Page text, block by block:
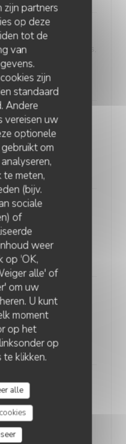
zijn partners
op deze
tot de
van
zijn
standaard
Andere
vereisen uw
optionele
om
te meten,
(bijv.
sociale
of
weer
op 'OK,
alle' of
om uw
U kunt
moment
op het
op
klikken.
alle
blanc, champignons,
gorgonzola, St-
poivrons
olives
poivrons grillés,
Nectaire, carpaccio de
D'OR